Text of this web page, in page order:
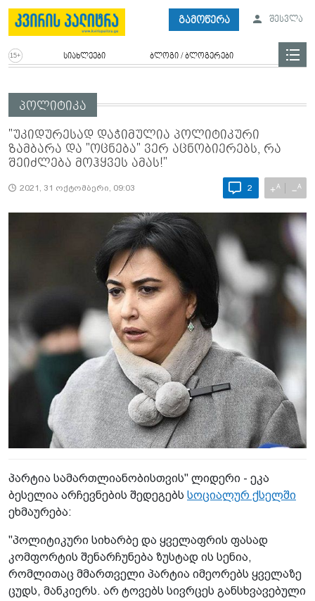
გამოწერა შესვლა
სიახლეები ბლოგი / ბლოგერები
პოლიტიკა
"უკიდურესად დაჭიმულია პოლიტიკური
ზამბარა და "ოცნება" ვერ აცნობიერებს, რა
შეიძლება მოჰყვეს ამას!"
2021, 31 ოქტომბერი, 09:03 2 +A −A
პარტია სამართლიანობისთვის" ლიდერი - ეკა
ბესელია არჩევნების შედეგებს სოციალურ ქსელში
ეხმაურება:
"პოლიტიკური სიხარბე და ყველაფრის ფასად
კომფორტის შენარჩუნება ზუსტად ის სენია,
რომლითაც მმართველი პარტია იმეორებს ყველაზე
ცუდს, მანკიერს. არ ტოვებს სივრცეს განსხვავებული